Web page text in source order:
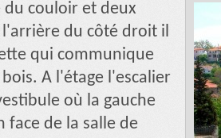
du couloir et deux
du côté droit il
qui communique
A l'étage l'escalier
où la gauche
face de la salle de